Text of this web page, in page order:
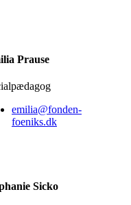
Prause
emilia@fonden-
foeniks.dk
Sicko